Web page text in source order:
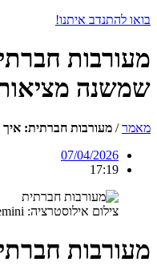
בואו להתנדב איתנו!
מעורבות
שמשנה
מאמר/ מעורבות חברתית: איך
07/04/2026
17:19
צילום אילוסטרציה: Google Gemini
מעורבות